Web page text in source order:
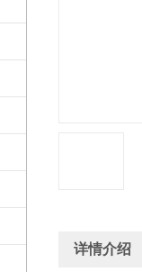
详情介绍